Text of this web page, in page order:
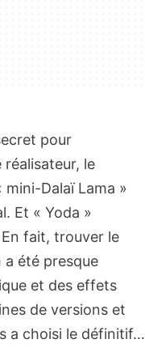
pour
le
Dalaï Lama »
Et « Yoda »
fait, trouver le
été presque
et des effets
de versions et
a choisi le définitif…